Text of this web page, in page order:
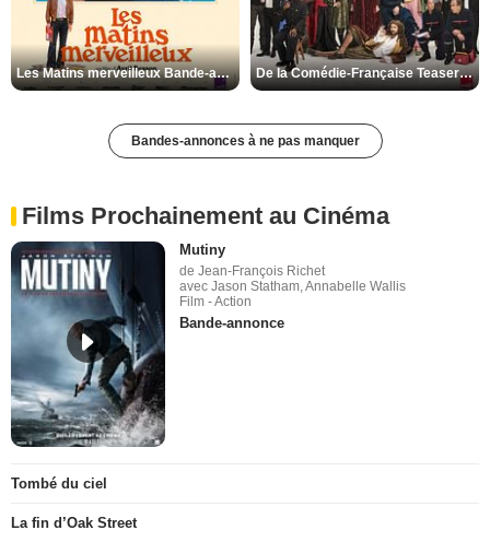
Les Matins merveilleux Bande-annonce VF De la Comédie-Française Teaser VF
Bandes-annonces à ne pas manquer
Films Prochainement au Cinéma
Mutiny
de Jean-François Richet
avec Jason Statham, Annabelle Wallis
Film - Action
Bande-annonce
Tombé du ciel
La fin d’Oak Street